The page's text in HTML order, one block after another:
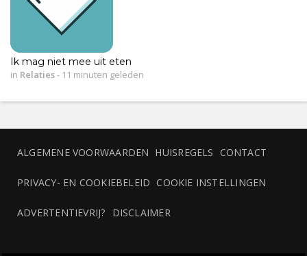
Ik mag niet mee uit eten
in Relaties- 11 minuten geleden
ALGEMENE VOORWAARDEN HUISREGELS CONTACT
PRIVACY- EN COOKIEBELEID COOKIE INSTELLINGEN
ADVERTENTIEVRIJ? DISCLAIMER